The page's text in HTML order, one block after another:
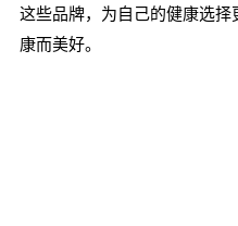
这些品牌，为自己的健康选
康而美好。